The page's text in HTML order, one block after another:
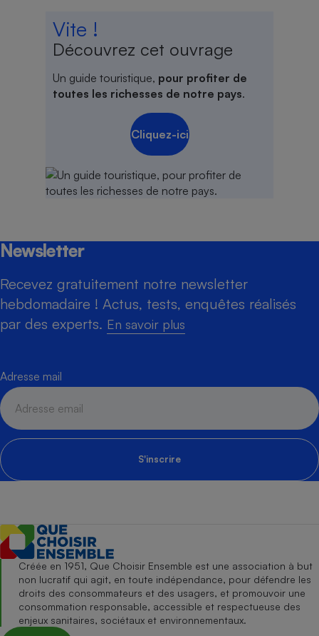
Vite !
Découvrez cet ouvrage
Un guide touristique, pour profiter de
toutes les richesses de notre pays.
Cliquez-ici
Newsletter
Recevez gratuitement notre newsletter
hebdomadaire ! Actus, tests, enquêtes réalisés
par des experts. En savoir plus
Adresse mail
S'inscrire
Créée en 1951, Que Choisir Ensemble est une association à but
non lucratif qui agit, en toute indépendance, pour défendre les
droits des consommateurs et des usagers, et promouvoir une
consommation responsable, accessible et respectueuse des
enjeux sanitaires, sociétaux et environnementaux.